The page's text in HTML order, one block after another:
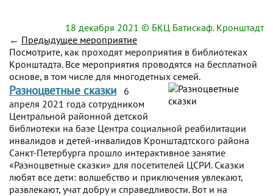
18 декабря 2021 © БКЦ Батискаф. Кронштадт
← Предыдущее мероприятие
Посмотрите, как проходят мероприятия в библиотеках
Кронштадта. Все мероприятия проводятся на бесплатной
основе, в том числе для многодетных семей.
Разноцветные сказки
6
апреля 2021 года сотрудником
Центральной районной детской
библиотеки на базе Центра социальной реабилитации
инвалидов и детей-инвалидов Кронштадтского района
Санкт-Петербурга прошло интерактивное занятие
«Разноцветные сказки» для посетителей ЦСРИ. Сказки
любят все дети: волшебство и приключения увлекают,
развлекают, учат добру и справедливости. Вот и на